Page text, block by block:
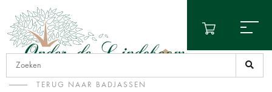
TERUG NAAR BADJASSEN